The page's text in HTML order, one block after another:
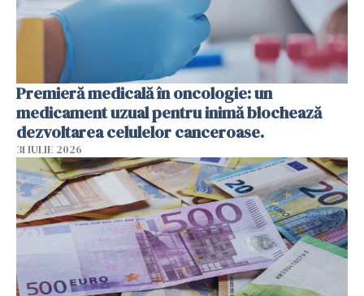
Premieră medicală în oncologie: un
medicament uzual pentru inimă blochează
dezvoltarea celulelor canceroase.
31 IULIE 2026